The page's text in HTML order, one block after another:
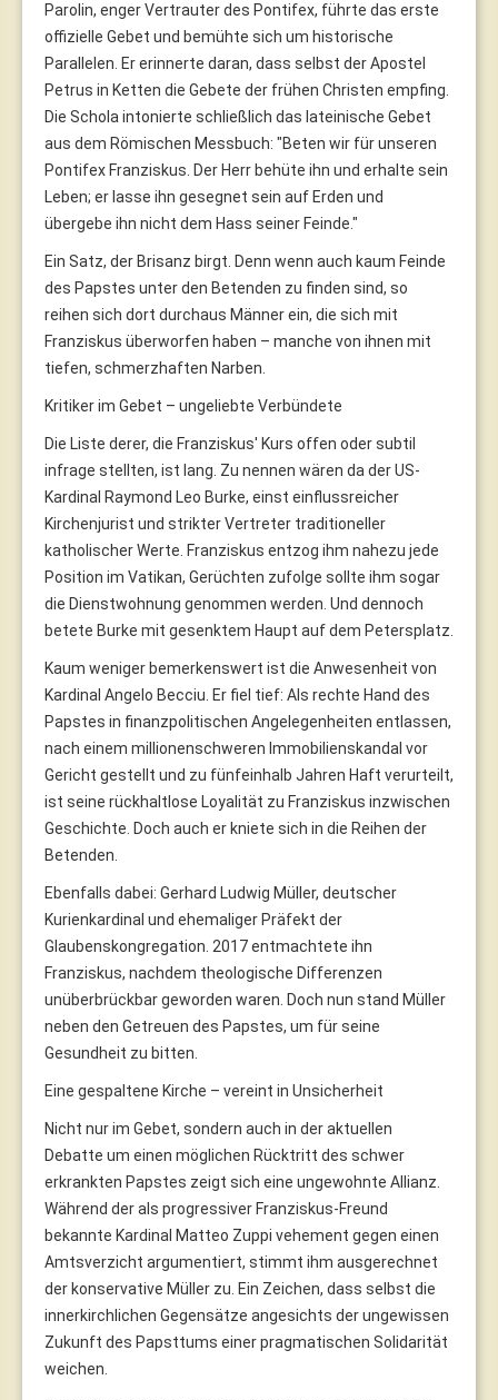
Parolin, enger Vertrauter des Pontifex, führte das erste
offizielle Gebet und bemühte sich um historische
Parallelen. Er erinnerte daran, dass selbst der Apostel
Petrus in Ketten die Gebete der frühen Christen empfing.
Die Schola intonierte schließlich das lateinische Gebet
aus dem Römischen Messbuch: "Beten wir für unseren
Pontifex Franziskus. Der Herr behüte ihn und erhalte sein
Leben; er lasse ihn gesegnet sein auf Erden und
übergebe ihn nicht dem Hass seiner Feinde."
Ein Satz, der Brisanz birgt. Denn wenn auch kaum Feinde
des Papstes unter den Betenden zu finden sind, so
reihen sich dort durchaus Männer ein, die sich mit
Franziskus überworfen haben – manche von ihnen mit
tiefen, schmerzhaften Narben.
Kritiker im Gebet – ungeliebte Verbündete
Die Liste derer, die Franziskus' Kurs offen oder subtil
infrage stellten, ist lang. Zu nennen wären da der US-
Kardinal Raymond Leo Burke, einst einflussreicher
Kirchenjurist und strikter Vertreter traditioneller
katholischer Werte. Franziskus entzog ihm nahezu jede
Position im Vatikan, Gerüchten zufolge sollte ihm sogar
die Dienstwohnung genommen werden. Und dennoch
betete Burke mit gesenktem Haupt auf dem Petersplatz.
Kaum weniger bemerkenswert ist die Anwesenheit von
Kardinal Angelo Becciu. Er fiel tief: Als rechte Hand des
Papstes in finanzpolitischen Angelegenheiten entlassen,
nach einem millionenschweren Immobilienskandal vor
Gericht gestellt und zu fünfeinhalb Jahren Haft verurteilt,
ist seine rückhaltlose Loyalität zu Franziskus inzwischen
Geschichte. Doch auch er kniete sich in die Reihen der
Betenden.
Ebenfalls dabei: Gerhard Ludwig Müller, deutscher
Kurienkardinal und ehemaliger Präfekt der
Glaubenskongregation. 2017 entmachtete ihn
Franziskus, nachdem theologische Differenzen
unüberbrückbar geworden waren. Doch nun stand Müller
neben den Getreuen des Papstes, um für seine
Gesundheit zu bitten.
Eine gespaltene Kirche – vereint in Unsicherheit
Nicht nur im Gebet, sondern auch in der aktuellen
Debatte um einen möglichen Rücktritt des schwer
erkrankten Papstes zeigt sich eine ungewohnte Allianz.
Während der als progressiver Franziskus-Freund
bekannte Kardinal Matteo Zuppi vehement gegen einen
Amtsverzicht argumentiert, stimmt ihm ausgerechnet
der konservative Müller zu. Ein Zeichen, dass selbst die
innerkirchlichen Gegensätze angesichts der ungewissen
Zukunft des Papsttums einer pragmatischen Solidarität
weichen.